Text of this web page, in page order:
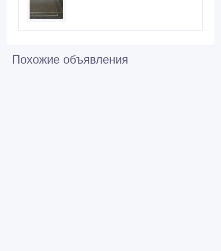
Похожие объявления